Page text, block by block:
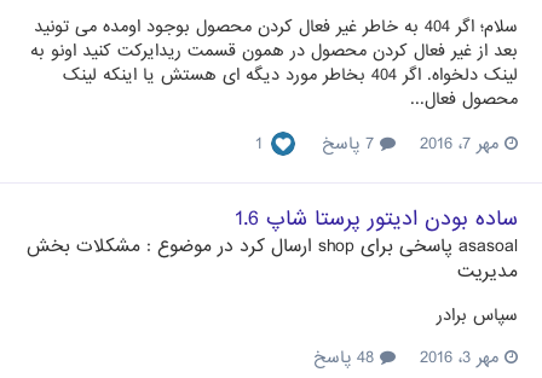
سلام؛ اگر 404 به خاطر غیر فعال کردن محصول بوجود اومده می تونید
بعد از غیر فعال کردن محصول در همون قسمت ریدایرکت کنید اونو به
لینک دلخواه. اگر 404 بخاطر مورد دیگه ای هستش یا اینکه لینک
محصول فعال...
مهر 7، 2016
1
ساده بودن ادیتور پرستا شاپ 1.6
asasoal پاسخی برای shop ارسال کرد در موضوع : مشکلات بخش
مدیریت
سپاس برادر
مهر 3، 2016